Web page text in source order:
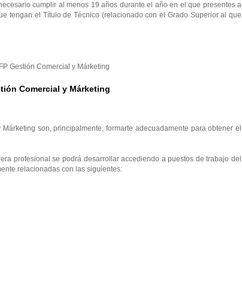
cumplir al menos 19 años durante el año en el que presentes a
tengan el Título de Técnico (relacionado con el Grado Superior al que
Gestión Comercial y Márketing
Comercial y Márketing
son, principalmente, formarte adecuadamente para obtener el
profesional se podrá desarrollar accediendo a puestos de trabajo del
relacionadas con las siguientes: